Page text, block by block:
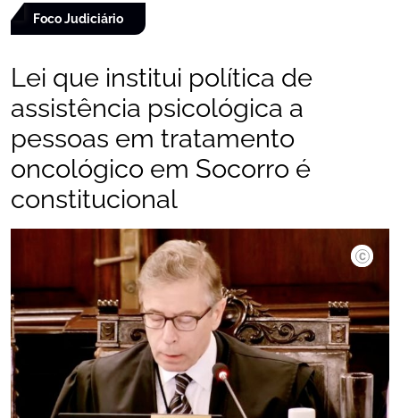
Foco Judiciário
Lei que institui política de
assistência psicológica a
pessoas em tratamento
oncológico em Socorro é
constitucional
©TJSP.|